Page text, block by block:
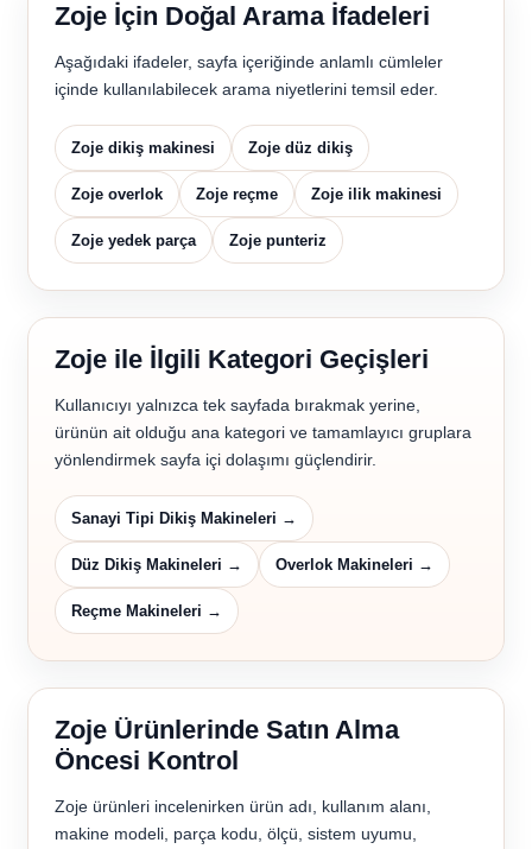
Zoje İçin Doğal Arama İfadeleri
Aşağıdaki ifadeler, sayfa içeriğinde anlamlı cümleler
içinde kullanılabilecek arama niyetlerini temsil eder.
Zoje dikiş makinesi Zoje düz dikiş
Zoje overlok Zoje reçme Zoje ilik makinesi
Zoje yedek parça Zoje punteriz
Zoje ile İlgili Kategori Geçişleri
Kullanıcıyı yalnızca tek sayfada bırakmak yerine,
ürünün ait olduğu ana kategori ve tamamlayıcı gruplara
yönlendirmek sayfa içi dolaşımı güçlendirir.
Sanayi Tipi Dikiş Makineleri →
Düz Dikiş Makineleri → Overlok Makineleri →
Reçme Makineleri →
Zoje Ürünlerinde Satın Alma
Öncesi Kontrol
Zoje ürünleri incelenirken ürün adı, kullanım alanı,
makine modeli, parça kodu, ölçü, sistem uyumu,